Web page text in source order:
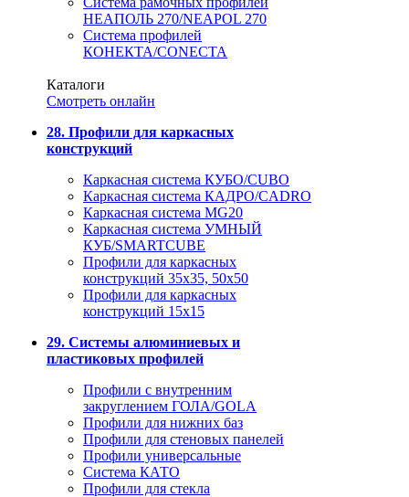
НЕАПОЛЬ 270/NEAPOL 270
Система профилей
КОНЕКТА/CONECTA
Каталоги
Смотреть онлайн
28. Профили для каркасных
конструкций
Каркасная система КУБО/CUBO
Каркасная система КАДРО/CADRO
Каркасная система MG20
Каркасная система УМНЫЙ
КУБ/SMARTCUBE
Профили для каркасных
конструкций 35x35, 50x50
Профили для каркасных
конструкций 15х15
29. Системы алюминиевых и
пластиковых профилей
Профили с внутренним
закруглением ГОЛА/GOLA
Профили для нижних баз
Профили для стеновых панелей
Профили универсальные
Система КАТО
Профили для стекла